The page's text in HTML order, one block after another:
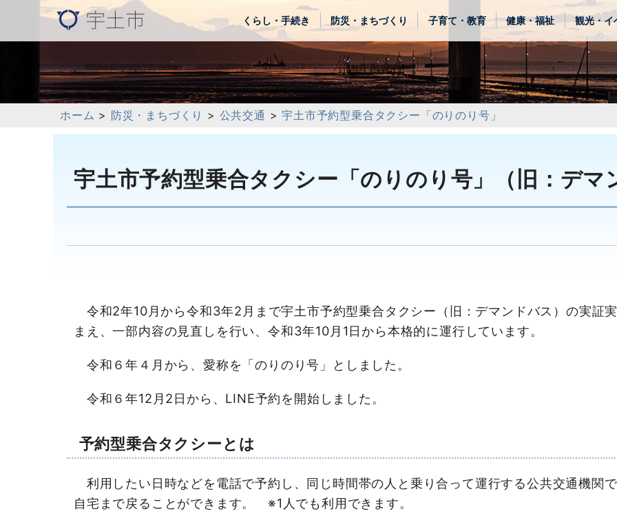
くらし・手続き 防災・まちづくり 子育て・教育 健康・福祉 観光・イ
ホーム > 防災・まちづくり > 公共交通 >宇土市予約型乗合タクシー「のりのり号」
宇土市予約型乗合タクシー「のりのり号」（旧：デマ
令和2年10月から令和3年2月まで宇土市予約型乗合タクシー（旧：デマンドバス）の実証
まえ、一部内容の見直しを行い、令和3年10月1日から本格的に運行しています。
令和６年４月から、愛称を「のりのり号」としました。
令和６年12月2日から、LINE予約を開始しました。
予約型乗合タクシーとは
利用したい日時などを電話で予約し、同じ時間帯の人と乗り合って運行する公共交通機関
自宅まで戻ることができます。 ※1人でも利用できます。